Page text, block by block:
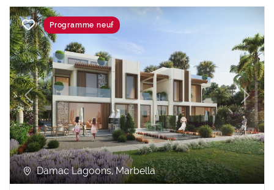
Previous Next
Programme neuf
Damac Lagoons, Marbella